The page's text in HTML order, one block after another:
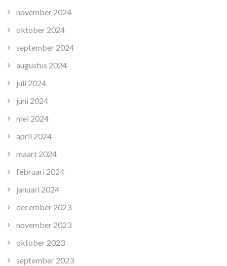
november 2024
oktober 2024
september 2024
augustus 2024
juli 2024
juni 2024
mei 2024
april 2024
maart 2024
februari 2024
januari 2024
december 2023
november 2023
oktober 2023
september 2023